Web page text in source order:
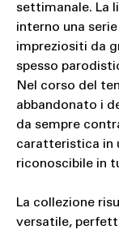
settimanale. La
interno una
impreziositi da
spesso
Nel corso del
abbandonato i
da sempre
caratteristica in
riconoscibile in
La collezione
versatile,